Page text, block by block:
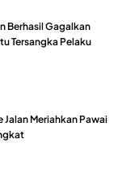
Berhasil Gagalkan
Tersangka Pelaku
Jalan Meriahkan Pawai